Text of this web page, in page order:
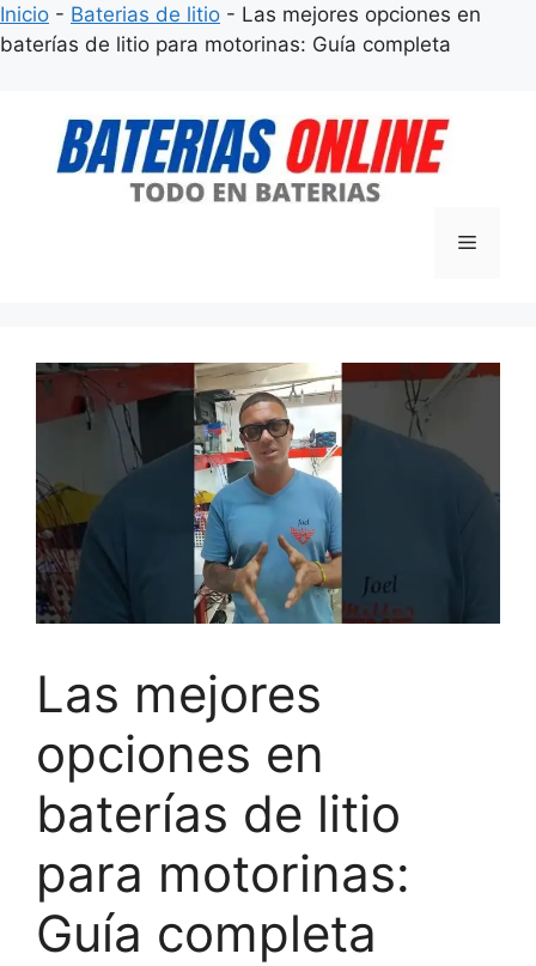
Inicio - Baterias de litio - Las mejores opciones en
baterías de litio para motorinas: Guía completa
contenido
Menú
Las mejores
opciones en
baterías de litio
para motorinas:
Guía completa